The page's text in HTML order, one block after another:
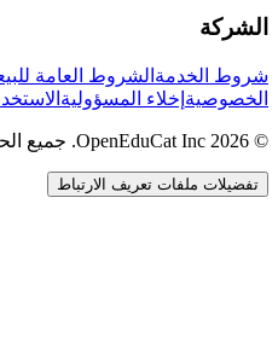
الشركة
شروط الخدمة الشروط العامة
الخصوصية إخلاء المسؤولية
© 2026 OpenEduCat Inc. جميع الحقوق محفوظة.
تفضيلات ملفات تعريف الارتباط